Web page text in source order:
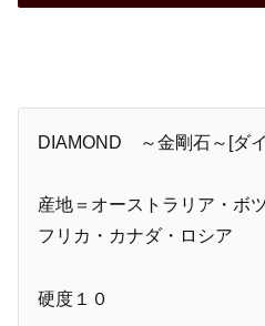
DIAMOND ～金剛石～[ダ
産地＝オーストラリア・ボ
フリカ・カナダ・ロシア
硬度１０